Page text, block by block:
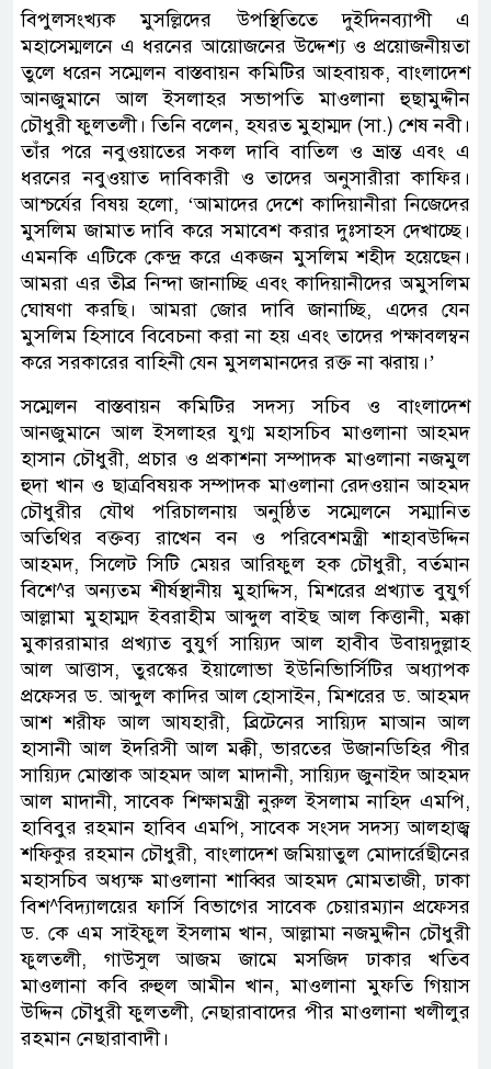
বিপুলসংখ্যক মুসল্লিদের উপস্থিতিতে দুইদিনব্যাপী এ
মহাসেম্মলনে এ ধরনের আয়োজনের উদ্দেশ্য ও প্রয়োজনীয়তা
তুলে ধরেন সম্মেলন বাস্তবায়ন কমিটির আহবায়ক, বাংলাদেশ
আনজুমানে আল ইসলাহর সভাপতি মাওলানা হুছামুদ্দীন
চৌধুরী ফুলতলী। তিনি বলেন, হযরত মুহাম্মদ (সা.) শেষ নবী।
তাঁর পরে নবুওয়াতের সকল দাবি বাতিল ও ভ্রান্ত এবং এ
ধরনের নবুওয়াত দাবিকারী ও তাদের অনুসারীরা কাফির।
আশ্চর্যের বিষয় হলো, ‘আমাদের দেশে কাদিয়ানীরা নিজেদের
মুসলিম জামাত দাবি করে সমাবেশ করার দুঃসাহস দেখাচ্ছে।
এমনকি এটিকে কেন্দ্র করে একজন মুসলিম শহীদ হয়েছেন।
আমরা এর তীব্র নিন্দা জানাচ্ছি এবং কাদিয়ানীদের অমুসলিম
ঘোষণা করছি। আমরা জোর দাবি জানাচ্ছি, এদের যেন
মুসলিম হিসাবে বিবেচনা করা না হয় এবং তাদের পক্ষাবলম্বন
করে সরকারের বাহিনী যেন মুসলমানদের রক্ত না ঝরায়।’
সম্মেলন বাস্তবায়ন কমিটির সদস্য সচিব ও বাংলাদেশ
আনজুমানে আল ইসলাহর যুগ্ম মহাসচিব মাওলানা আহমদ
হাসান চৌধুরী, প্রচার ও প্রকাশনা সম্পাদক মাওলানা নজমুল
হুদা খান ও ছাত্রবিষয়ক সম্পাদক মাওলানা রেদওয়ান আহমদ
চৌধুরীর যৌথ পরিচালনায় অনুষ্ঠিত সম্মেলনে সম্মানিত
অতিথির বক্তব্য রাখেন বন ও পরিবেশমন্ত্রী শাহাবউদ্দিন
আহমদ, সিলেট সিটি মেয়র আরিফুল হক চৌধুরী, বর্তমান
বিশে^র অন্যতম শীর্ষস্থানীয় মুহাদ্দিস, মিশরের প্রখ্যাত বুযুর্গ
আল্লামা মুহাম্মদ ইবরাহীম আব্দুল বাইছ আল কিত্তানী, মক্কা
মুকাররামার প্রখ্যাত বুযুর্গ সায়্যিদ আল হাবীব উবায়দুল্লাহ
আল আত্তাস, তুরস্কের ইয়ালোভা ইউনিভিার্সিটির অধ্যাপক
প্রফেসর ড. আব্দুল কাদির আল হোসাইন, মিশরের ড. আহমদ
আশ শরীফ আল আযহারী, ব্রিটেনের সায়্যিদ মাআন আল
হাসানী আল ইদরিসী আল মক্কী, ভারতের উজানডিহির পীর
সায়্যিদ মোস্তাক আহমদ আল মাদানী, সায়্যিদ জুনাইদ আহমদ
আল মাদানী, সাবেক শিক্ষামন্ত্রী নুরুল ইসলাম নাহিদ এমপি,
হাবিবুর রহমান হাবিব এমপি, সাবেক সংসদ সদস্য আলহাজ্ব
শফিকুর রহমান চৌধুরী, বাংলাদেশ জমিয়াতুল মোদার্রেছীনের
মহাসচিব অধ্যক্ষ মাওলানা শাব্বির আহমদ মোমতাজী, ঢাকা
বিশ^বিদ্যালয়ের ফার্সি বিভাগের সাবেক চেয়ারম্যান প্রফেসর
ড. কে এম সাইফুল ইসলাম খান, আল্লামা নজমুদ্দীন চৌধুরী
ফুলতলী, গাউসুল আজম জামে মসজিদ ঢাকার খতিব
মাওলানা কবি রুহুল আমীন খান, মাওলানা মুফতি গিয়াস
উদ্দিন চৌধুরী ফুলতলী, নেছারাবাদের পীর মাওলানা খলীলুর
রহমান নেছারাবাদী।